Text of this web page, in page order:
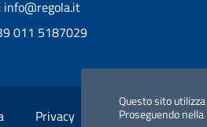
info@regola.it
011 5187029
Privacy Termini
Questo sito
Proseguendo